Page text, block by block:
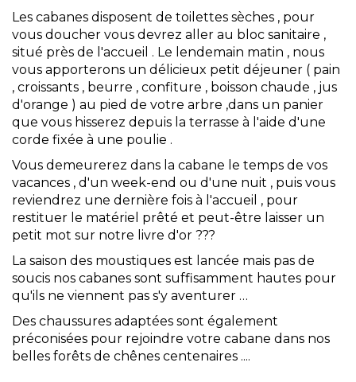
Les cabanes disposent de toilettes sèches , pour
vous doucher vous devrez aller au bloc sanitaire ,
situé près de l'accueil . Le lendemain matin , nous
vous apporterons un délicieux petit déjeuner ( pain
, croissants , beurre , confiture , boisson chaude , jus
d'orange ) au pied de votre arbre ,dans un panier
que vous hisserez depuis la terrasse à l'aide d'une
corde fixée à une poulie .
Vous demeurerez dans la cabane le temps de vos
vacances , d'un week-end ou d'une nuit , puis vous
reviendrez une dernière fois à l'accueil , pour
restituer le matériel prêté et peut-être laisser un
petit mot sur notre livre d'or ???
La saison des moustiques est lancée mais pas de
soucis nos cabanes sont suffisamment hautes pour
qu'ils ne viennent pas s'y aventurer …
Des chaussures adaptées sont également
préconisées pour rejoindre votre cabane dans nos
belles forêts de chênes centenaires ....